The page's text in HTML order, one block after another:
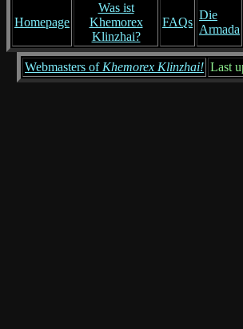
Homepage
Was ist
Khemorex
Klinzhai?
FAQs
Die
Armada
Webmasters of Khemorex Klinzhai! Last